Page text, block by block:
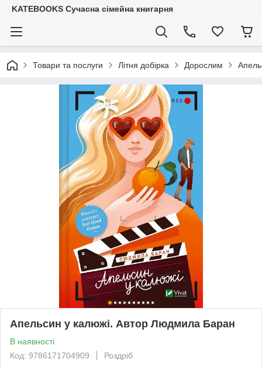
KATEBOOKS Сучасна сімейна книгарня
Товари та послуги Літня добірка Дорослим
Апельсин у калюжі. Автор Людмила Баран
В наявності
Код: 9786171704909
Роздріб